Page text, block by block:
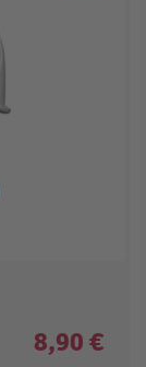
8,90 €